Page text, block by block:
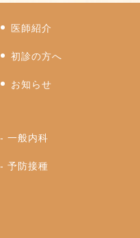
医師紹介
初診の方へ
お知らせ
一般内科
予防接種